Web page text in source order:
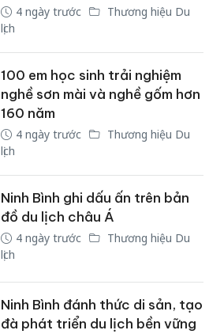
4 ngày trước
Thương hiệu Du
lịch
100 em học sinh trải nghiệm
nghề sơn mài và nghề gốm hơn
160 năm
4 ngày trước
Thương hiệu Du
lịch
Ninh Bình ghi dấu ấn trên bản
đồ du lịch châu Á
4 ngày trước
Thương hiệu Du
lịch
Ninh Bình đánh thức di sản, tạo
đà phát triển du lịch bền vững